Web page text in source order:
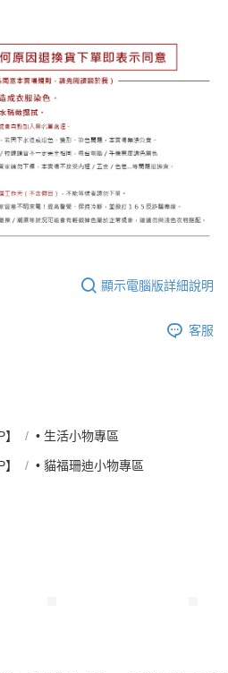
顯示電腦版詳細說明
客服
• 生活小物專區
• 貓福珊迪小物專區